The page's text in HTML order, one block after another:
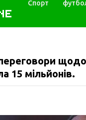
Спорт
15 мільйонів.